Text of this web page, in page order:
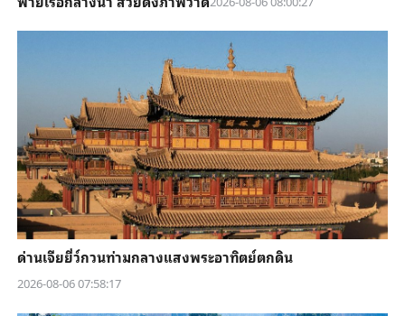
ด่านเจียยี่ว์กวนท่ามกลางแสงพระอาทิตย์ตกดิน
2026-08-06 07:58:17